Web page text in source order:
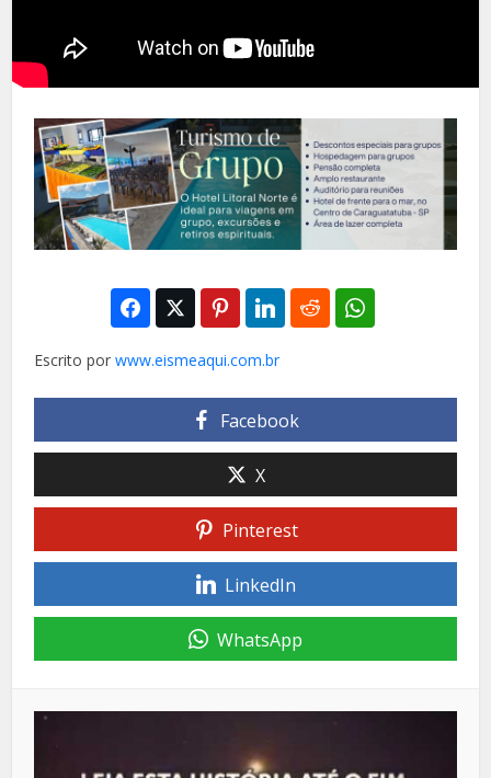
Escrito porwww.eismeaqui.com.br
Facebook
X
Pinterest
LinkedIn
WhatsApp